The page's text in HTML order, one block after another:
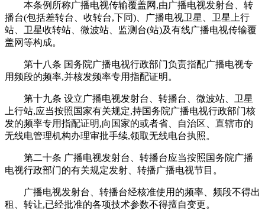
本条例所称广播电视传输覆盖网,由广播电视发射台、转
播台(包括差转台、收转台,下同)、广播电视卫星、卫星上行
站、卫星收转站、微波站、监测台(站)及有线广播电视传输覆
盖网等构成。
第十八条 国务院广播电视行政部门负责指配广播电视专
用频段的频率,并核发频率专用指配证明。
第十九条 设立广播电视发射台、转播台、微波站、卫星
上行站,应当按照国家有关规定,持国务院广播电视行政部门核
发的频率专用指配证明,向国家的或者省、自治区、直辖市的
无线电管理机构办理审批手续,领取无线电台执照。
第二十条 广播电视发射台、转播台应当按照国务院广播
电视行政部门的有关规定发射、转播广播电视节目。
广播电视发射台、转播台经核准使用的频率、频段不得出
租、转让,已经批准的各项技术参数不得擅自变更。